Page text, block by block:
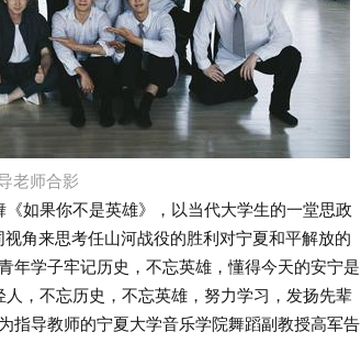
老师合影
果你不是英雄》，以当代大学生的一堂思政
角来思考任山河战役的胜利对宁夏和平解放的
年学子牢记历史，不忘英雄，懂得今天的安宁是
，不忘历史，不忘英雄，努力学习，发扬先辈
指导教师的宁夏大学音乐学院舞蹈副教授高军告